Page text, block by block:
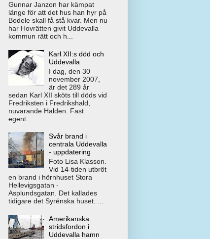
Gunnar Janzon har kämpat
länge för att det hus han hyr på
Bodele skall få stå kvar. Men nu
har Hovrätten givit Uddevalla
kommun rätt och h...
Karl XII:s död och
Uddevalla
I dag, den 30
november 2007,
är det 289 år
sedan Karl XII sköts till döds vid
Fredriksten i Fredrikshald,
nuvarande Halden. Fast
egent...
Svår brand i
centrala Uddevalla
- uppdatering
Foto Lisa Klasson.
Vid 14-tiden utbröt
en brand i hörnhuset Stora
Hellevigsgatan -
Asplundsgatan. Det kallades
tidigare det Syrénska huset. ...
Amerikanska
stridsfordon i
Uddevalla hamn